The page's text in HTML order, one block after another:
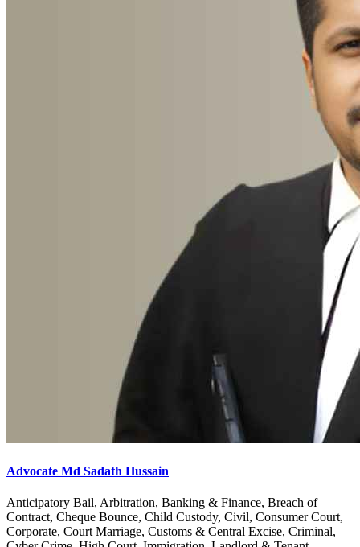
Advocate Md Sadath Hussain
Anticipatory Bail, Arbitration, Banking & Finance, Breach of
Contract, Cheque Bounce, Child Custody, Civil, Consumer Court,
Corporate, Court Marriage, Customs & Central Excise, Criminal,